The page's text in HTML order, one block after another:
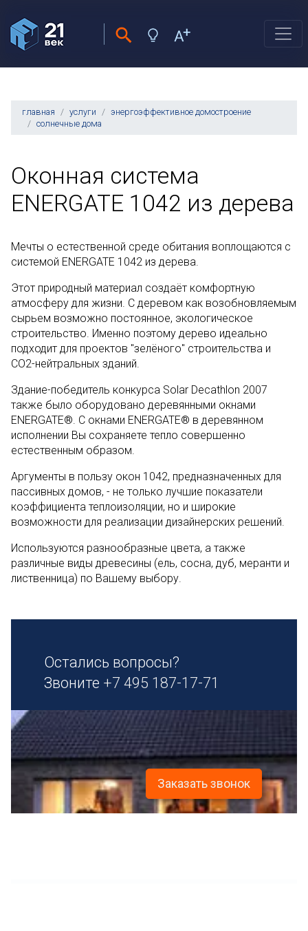
главная услуги
энергоэффективное домостроение
солнечные дома
Оконная система
ENERGATE 1042 из дерева
Мечты о естественной среде обитания воплощаются с
системой ENERGATE 1042 из дерева.
Этот природный материал создаёт комфортную
атмосферу для жизни. С деревом как возобновляемым
сырьем возможно постоянное, экологическое
строительство. Именно поэтому дерево идеально
подходит для проектов "зелёного" строительства и
СО2-нейтральных зданий.
Здание-победитель конкурса Solar Decathlon 2007
также было оборудовано деревянными окнами
ENERGATE®. С окнами ENERGATE® в деревянном
исполнении Вы сохраняете тепло совершенно
естественным образом.
Аргументы в пользу окон 1042, предназначенных для
пассивных домов, - не только лучшие показатели
коэффициента теплоизоляции, но и широкие
возможности для реализации дизайнерских решений.
Используются разнообразные цвета, а также
различные виды древесины (ель, сосна, дуб, меранти и
лиственница) по Вашему выбору.
Остались вопросы?
Звоните +7 495 187-17-71
Заказать звонок